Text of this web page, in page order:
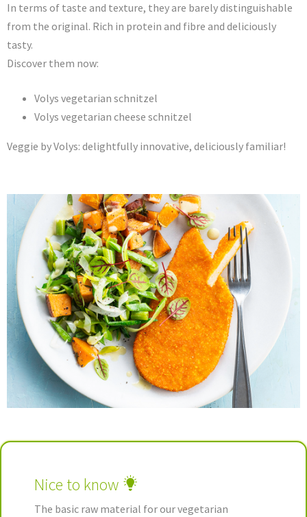
In terms of taste and texture, they are barely distinguishable
from the original. Rich in protein and fibre and deliciously
tasty.
Discover them now:
Volys vegetarian schnitzel
Volys vegetarian cheese schnitzel
Veggie by Volys: delightfully innovative, deliciously familiar!
Nice to know
The basic raw material for our vegetarian